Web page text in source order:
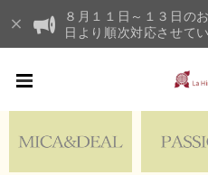
８月１１日～１３日の
日より順次対応させて